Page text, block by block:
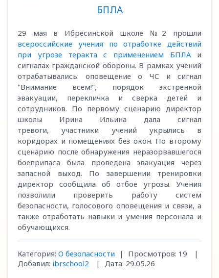
БПЛА
29 мая в Ибресинской школе №2 прошли
всероссийские учения по отработке действий
при угрозе теракта с применением БПЛАи
сигналах гражданской обороны. В рамках учений
отрабатывались: оповещение о ЧС и сигнал
"Внимание всем!", порядок экстренной
эвакуации, перекличка и сверка детей и
сотрудников. По первому сценарию директор
школы Ирина Ильина дала сигнал
тревоги, участники учений укрылись в
коридорах и помещениях без окон. По второму
сценарию после обнаружения неразорвавшегося
боеприпаса была проведена эвакуация через
запасной выход. По завершении тренировки
директор сообщила об отбое угрозы. Учения
позволили проверить работу систем
безопасности, голосового оповещения и связи, а
также отработать навыки и умения персонала и
обучающихся.
Категория: О безопасности | Просмотров: 19
|
Добавил: ibrschool2 | Дата: 29.05.26